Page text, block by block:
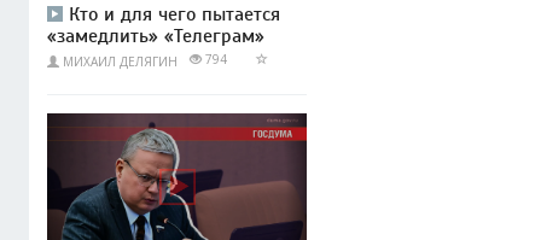
Кто и для чего пытается
«замедлить» «Телеграм»
МИХАИЛ ДЕЛЯГИН 794